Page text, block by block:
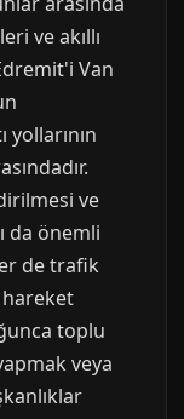
ve akıllı
Van
ve
da önemli
de trafik
toplu
veya